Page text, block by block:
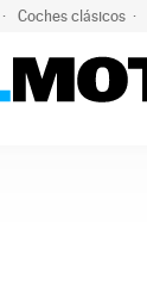
Coches clásicos